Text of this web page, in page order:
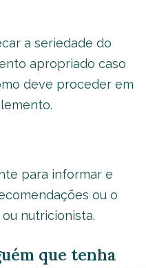
a seriedade do
apropriado caso
deve proceder em
para informar e
ou o
nutricionista.
que tenha